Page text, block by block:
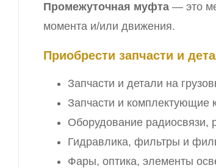
Промежуточная муфта— это
момента и/или движения.
Приобрести запчасти и
Запчасти и детали на
Запчасти и комплектующие
Оборудование
Гидравлика, фильтры и
Фары, оптика, элементы